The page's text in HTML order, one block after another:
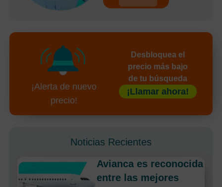
¡Alerta de nuevo
precio!
Desbloquea el
precio más bajo
de tu búsqueda
¡Llamar ahora!
Noticias Recientes
Avianca es reconocida
entre las mejores